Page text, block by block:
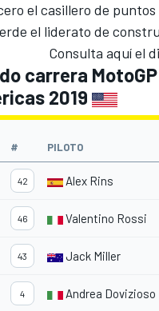
el casillero de
el liderato de
Consulta aquí el
carrera MotoGP
2019
# PILOTO
42 Alex Rins
46 Valentino Rossi
43 Jack Miller
4 Andrea Dovizioso